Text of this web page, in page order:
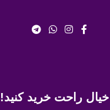
خیال راحت خرید کنید!